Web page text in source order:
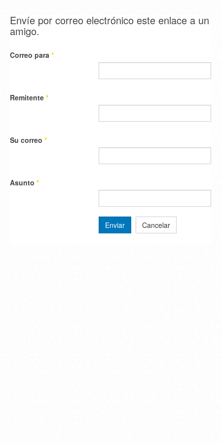
Envíe por correo electrónico este enlace a un
amigo.
Correo para *
Remitente *
Su correo *
Asunto *
Enviar Cancelar